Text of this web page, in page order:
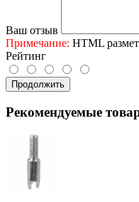
Ваш отзыв
Примечание: HTML
Рейтинг
Продолжить
Рекомендуемые